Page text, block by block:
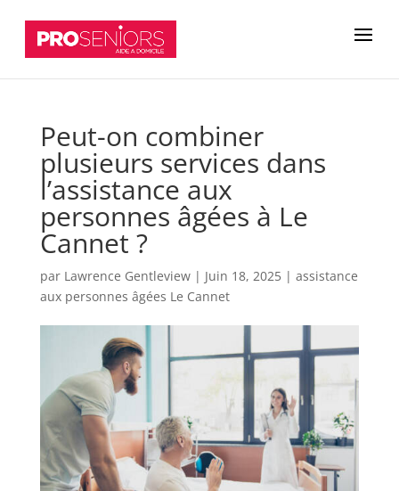
Peut-on combiner
plusieurs services dans
l’assistance aux
personnes âgées à Le
Cannet ?
par Lawrence Gentleview| Juin 18, 2025| assistance
aux personnes âgées Le Cannet